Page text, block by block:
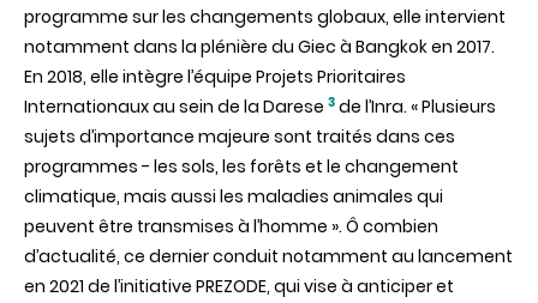
programme sur les changements globaux, elle intervient
notamment dans la plénière du Giec à Bangkok en 2017.
En 2018, elle intègre l’équipe Projets Prioritaires
Internationaux au sein de la Darese 3 de l’Inra. « Plusieurs
sujets d’importance majeure sont traités dans ces
programmes - les sols, les forêts et le changement
climatique, mais aussi les maladies animales qui
peuvent être transmises à l’homme ». Ô combien
d’actualité, ce dernier conduit notamment au lancement
en 2021 de l’initiative PREZODE, qui vise à anticiper et